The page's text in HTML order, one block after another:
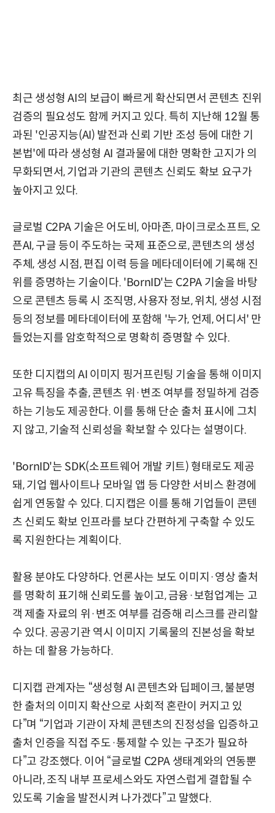
최근 생성형 AI의 보급이 빠르게 확산되면서 콘텐츠 진위
검증의 필요성도 함께 커지고 있다. 특히 지난해 12월 통
과된 '인공지능(AI) 발전과 신뢰 기반 조성 등에 대한 기
본법'에 따라 생성형 AI 결과물에 대한 명확한 고지가 의
무화되면서, 기업과 기관의 콘텐츠 신뢰도 확보 요구가
높아지고 있다.
글로벌 C2PA 기술은 어도비, 아마존, 마이크로소프트, 오
픈AI, 구글 등이 주도하는 국제 표준으로, 콘텐츠의 생성
주체, 생성 시점, 편집 이력 등을 메타데이터에 기록해 진
위를 증명하는 기술이다. 'BornID'는 C2PA 기술을 바탕
으로 콘텐츠 등록 시 조직명, 사용자 정보, 위치, 생성 시점
등의 정보를 메타데이터에 포함해 '누가, 언제, 어디서' 만
들었는지를 암호학적으로 명확히 증명할 수 있다.
또한 디지캡의 AI 이미지 핑거프린팅 기술을 통해 이미지
고유 특징을 추출, 콘텐츠 위·변조 여부를 정밀하게 검증
하는 기능도 제공한다. 이를 통해 단순 출처 표시에 그치
지 않고, 기술적 신뢰성을 확보할 수 있다는 설명이다.
'BornID'는 SDK(소프트웨어 개발 키트) 형태로도 제공
돼, 기업 웹사이트나 모바일 앱 등 다양한 서비스 환경에
쉽게 연동할 수 있다. 디지캡은 이를 통해 기업들이 콘텐
츠 신뢰도 확보 인프라를 보다 간편하게 구축할 수 있도
록 지원한다는 계획이다.
활용 분야도 다양하다. 언론사는 보도 이미지·영상 출처
를 명확히 표기해 신뢰도를 높이고, 금융·보험업계는 고
객 제출 자료의 위·변조 여부를 검증해 리스크를 관리할
수 있다. 공공기관 역시 이미지 기록물의 진본성을 확보
하는 데 활용 가능하다.
디지캡 관계자는 “생성형 AI 콘텐츠와 딥페이크, 불분명
한 출처의 이미지 확산으로 사회적 혼란이 커지고 있
다”며 “기업과 기관이 자체 콘텐츠의 진정성을 입증하고
출처 인증을 직접 주도·통제할 수 있는 구조가 필요하
다”고 강조했다. 이어 “글로벌 C2PA 생태계와의 연동뿐
아니라, 조직 내부 프로세스와도 자연스럽게 결합될 수
있도록 기술을 발전시켜 나가겠다”고 말했다.